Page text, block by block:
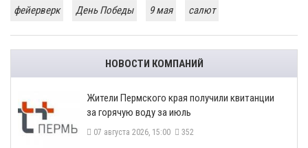
фейерверк
День Победы 9 мая салют
НОВОСТИ КОМПАНИЙ
​Жители Пермского края получили квитанции
за горячую воду за июль
07 августа 2026, 15:00 352